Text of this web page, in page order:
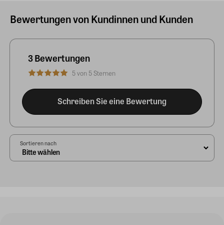
Bewertungen von Kundinnen und Kunden
3 Bewertungen
5 von 5 Sternen
Schreiben Sie eine Bewertung
Sortieren nach